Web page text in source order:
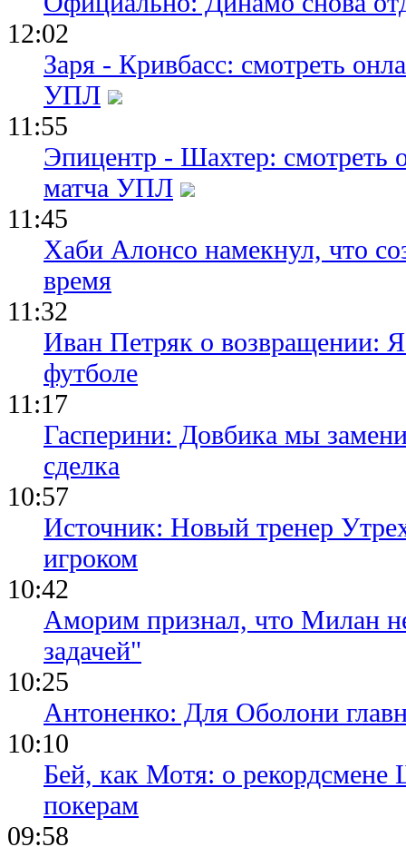
12:02
Заря - Кривбасс: смотреть
УПЛ
11:55
Эпицентр - Шахтер: смотреть
матча УПЛ
11:45
Хаби Алонсо намекнул, что
время
11:32
Иван Петряк о возвращении:
футболе
11:17
Гасперини: Довбика мы
сделка
10:57
Источник: Новый тренер
игроком
10:42
Аморим признал, что Милан
задачей"
10:25
Антоненко: Для Оболони
10:10
Бей, как Мотя: о рекордсмене
покерам
09:58